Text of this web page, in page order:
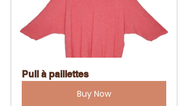
Pull à paillettes
Buy Now